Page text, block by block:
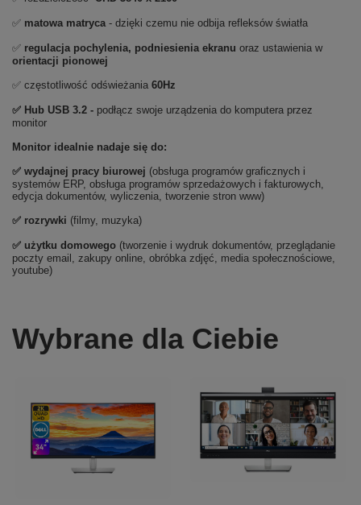
✅ matowa matryca- dzięki czemu nie odbija refleksów światła
✅ regulacja pochylenia, podniesienia ekranu oraz ustawienia w
orientacji pionowej
✅ częstotliwość odświeżania 60Hz
✅ Hub USB 3.2 - podłącz swoje urządzenia do komputera przez
monitor
Monitor idealnie nadaje się do:
✅ wydajnej pracy biurowej (obsługa programów graficznych i
systemów ERP, obsługa programów sprzedażowych i fakturowych,
edycja dokumentów, wyliczenia, tworzenie stron www)
✅ rozrywki (filmy, muzyka)
✅ użytku domowego (tworzenie i wydruk dokumentów, przeglądanie
poczty email, zakupy online, obróbka zdjęć, media społecznościowe,
youtube)
Wybrane dla Ciebie